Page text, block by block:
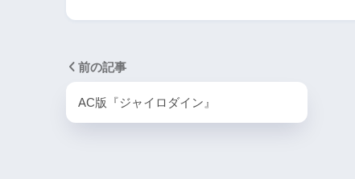
前の記事
AC版『ジャイロダイン』
4